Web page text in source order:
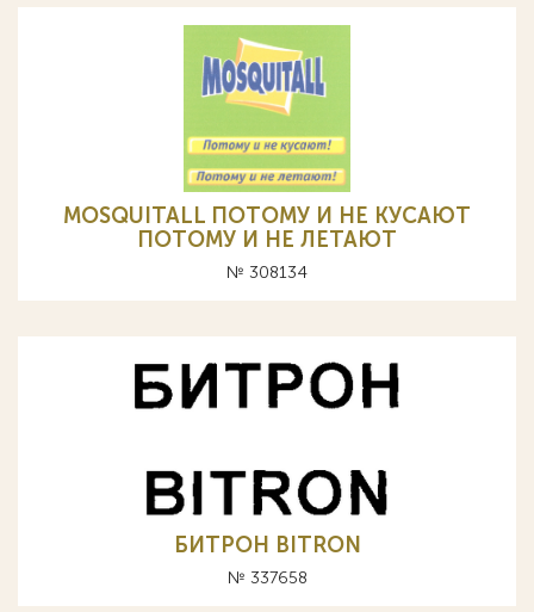
MOSQUITALL ПОТОМУ И НЕ КУСАЮТ
ПОТОМУ И НЕ ЛЕТАЮТ
№ 308134
БИТРОН BITRON
№ 337658